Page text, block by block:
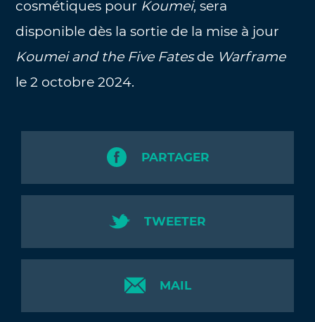
cosmétiques pour Koumei, sera
disponible dès la sortie de la mise à jour
Koumei and the Five Fatesde Warframe
le 2 octobre 2024.
PARTAGER
TWEETER
MAIL